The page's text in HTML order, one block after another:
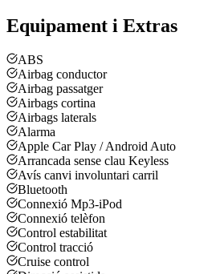
Equipament i Extras
ABS
Airbag conductor
Airbag passatger
Airbags cortina
Airbags laterals
Alarma
Apple Car Play / Android Auto
Arrancada sense clau Keyless
Avís canvi involuntari carril
Bluetooth
Connexió Mp3-iPod
Connexió telèfon
Control estabilitat
Control tracció
Cruise control